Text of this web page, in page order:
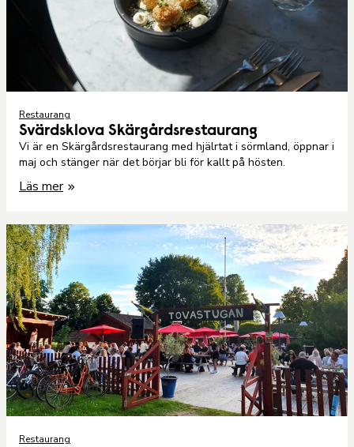
Restaurang
Svärdsklova Skärgårdsrestaurang
Vi är en Skärgårdsrestaurang med hjälrtat i sörmland, öppnar i
maj och stänger när det börjar bli för kallt på hösten.
Läs mer
Restaurang